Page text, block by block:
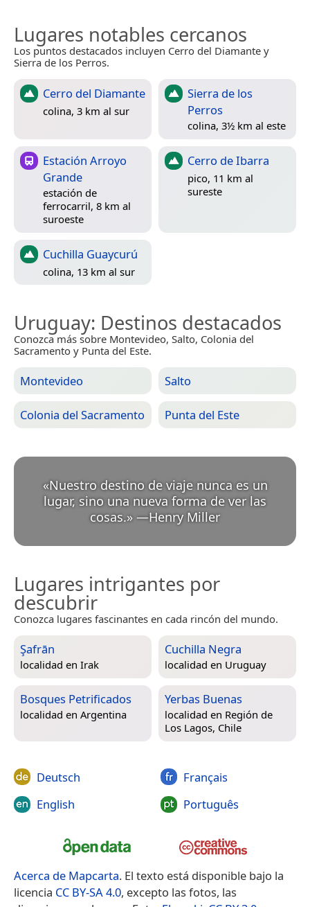
Lugares notables cercanos
Los puntos destacados incluyen Cerro del Diamante y
Sierra de los Perros.
Cerro del Diamante
colina, 3 km al sur
Sierra de los
Perros
colina, 3½ km al este
Estación Arroyo
Grande
estación de
ferrocarril, 8 km al
suroeste
Cerro de Ibarra
pico, 11 km al
sureste
Cuchilla Guaycurú
colina, 13 km al sur
Uruguay: Destinos destacados
Conozca más sobre Montevideo, Salto, Colonia del
Sacramento y Punta del Este.
Montevideo Salto
Colonia del Sacramento Punta del Este
«Nuestro destino de viaje nunca es un
lugar, sino una nueva forma de ver las
cosas.» —Henry Miller
Lugares intrigantes por
descubrir
Conozca lugares fascinantes en cada rincón del mundo.
Şafrān
localidad en Irak
Cuchilla Negra
localidad en Uruguay
Bosques Petrificados
localidad en Argentina
Yerbas Buenas
localidad en Región de
Los Lagos, Chile
Deutsch
English
Français
Português
Acerca de Mapcarta. El texto está disponible bajo la
licencia CC BY-SA 4.0, excepto las fotos, las